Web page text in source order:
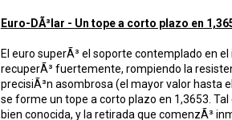
Euro-DÃ³lar - Un tope a corto plazo en
El euro superÃ³ el soporte contemplado en
recuperÃ³ fuertemente, rompiendo la
precisiÃ³n asombrosa (el mayor valor hasta
se forme un tope a corto plazo en 1,3653.
bien conocida, y la retirada que comenzÃ³